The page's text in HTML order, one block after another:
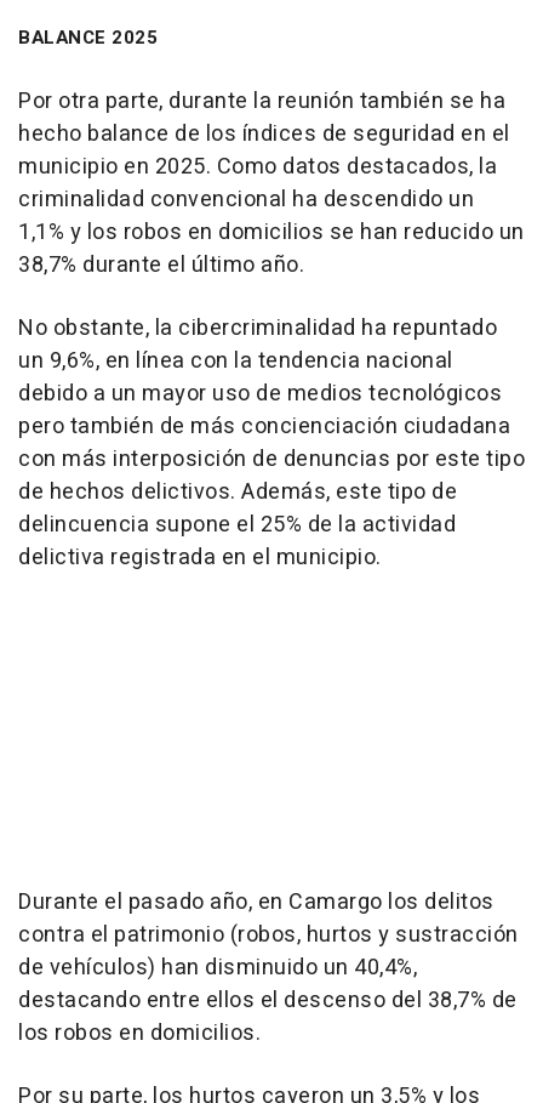
BALANCE 2025
Por otra parte, durante la reunión también se ha
hecho balance de los índices de seguridad en el
municipio en 2025. Como datos destacados, la
criminalidad convencional ha descendido un
1,1% y los robos en domicilios se han reducido un
38,7% durante el último año.
No obstante, la cibercriminalidad ha repuntado
un 9,6%, en línea con la tendencia nacional
debido a un mayor uso de medios tecnológicos
pero también de más concienciación ciudadana
con más interposición de denuncias por este tipo
de hechos delictivos. Además, este tipo de
delincuencia supone el 25% de la actividad
delictiva registrada en el municipio.
Durante el pasado año, en Camargo los delitos
contra el patrimonio (robos, hurtos y sustracción
de vehículos) han disminuido un 40,4%,
destacando entre ellos el descenso del 38,7% de
los robos en domicilios.
Por su parte, los hurtos cayeron un 3,5% y los